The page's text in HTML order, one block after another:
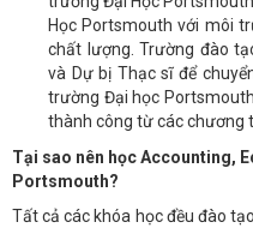
Học Portsmouth với môi
chất lượng. Trường đào
và Dự bị Thạc sĩ để
trường Đại học
thành công từ các chương
Tại sao nên học Accounting,
Portsmouth?
Tất cả các khóa học đều đào